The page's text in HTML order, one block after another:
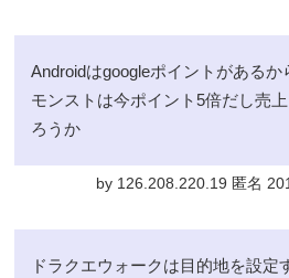
Androidはgoogleポイントがあるか
モンストは今ポイント5倍だし売
ろうか
by 126.208.220.19 匿名
ドラクエウォークは目的地を設定